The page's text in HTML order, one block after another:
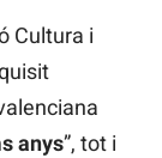
Cultura i
anys”, tot i